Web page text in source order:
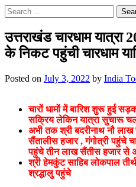
Search
for:
उत्तराखंड चारधाम यात्रा
के निकट पहुंची चारधाम
Posted on July 3, 2022 by India
चारों धामों में बारिश शुरू हुई
सक्रिय लेकिन यात्रा सुचारू
अभी तक श्री बदरीनाथ नौ
सैंतालीस हजार , गंगोत्री पहुंचे
पहुंचे तीन लाख सैंतीस हजार से
श्री हेमकुंट साहिब लोकपाल
श्रद्धालु पहुंचे